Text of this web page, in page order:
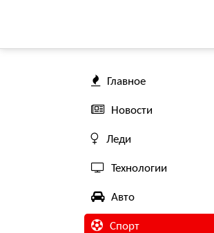
Главное
Новости
Леди
Технологии
Авто
Спорт